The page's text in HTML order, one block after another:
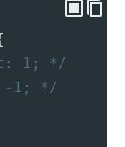
1; */
-1; */